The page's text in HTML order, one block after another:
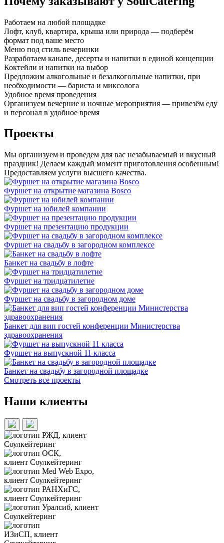
Работаем на любой площадке
Лофт, клуб, квартира, крыша или природа — подберём
формат под ваше место
Меню под стиль вечеринки
Разработаем канапе, десерты и напитки в единой концепции
Коктейли и напитки на выбор
Предложим алкогольные и безалкогольные напитки, при
необходимости — бариста и миксолога
Удобное время проведения
Организуем вечерние и ночные мероприятия — привезём еду
и персонал в удобное время
Проекты
Мы организуем и проведем для вас незабываемый и вкусный
праздник! Делаем каждый момент приготовления особенным!
Предоставляем услуги высшего качества.
Фуршет на открытие магазина Bosco
Фуршет на юбилей компании
Фуршет на презентацию продукции
Фуршет на свадьбу в загородном комплексе
Банкет на свадьбу в лофте
Фуршет на тридцатилетие
Фуршет на свадьбу в загородном доме
Банкет для вип гостей конференции Министерства
здравоохранения
Фуршет на выпускной 11 класса
Банкет на свадьбу в загородной площадке
Смотреть все проекты
Наши клиенты